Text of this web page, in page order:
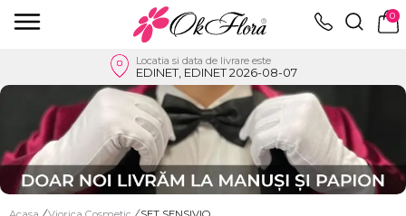
0
Locatia si data de livrare este
EDINET, EDINET 2026-08-07